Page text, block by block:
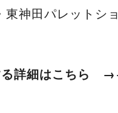
東神田パレットシ
る詳細はこち